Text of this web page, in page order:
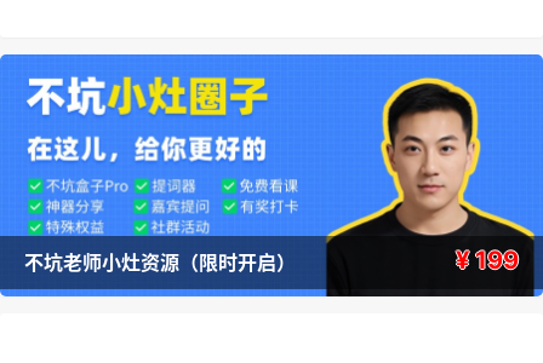
不坑老师小灶资源（限时开启） ¥ 199